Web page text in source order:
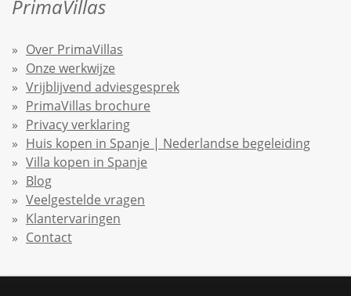
PrimaVillas
Over PrimaVillas
Onze werkwijze
Vrijblijvend adviesgesprek
PrimaVillas brochure
Privacy verklaring
Huis kopen in Spanje | Nederlandse begeleiding
Villa kopen in Spanje
Blog
Veelgestelde vragen
Klantervaringen
Contact